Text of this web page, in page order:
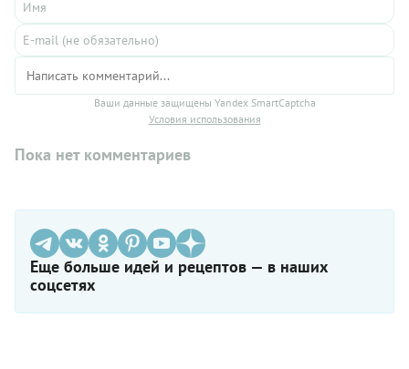
Ваши данные защищены Yandex SmartCaptcha
Условия использования
Пока нет комментариев
Еще больше идей и рецептов — в наших
соцсетях